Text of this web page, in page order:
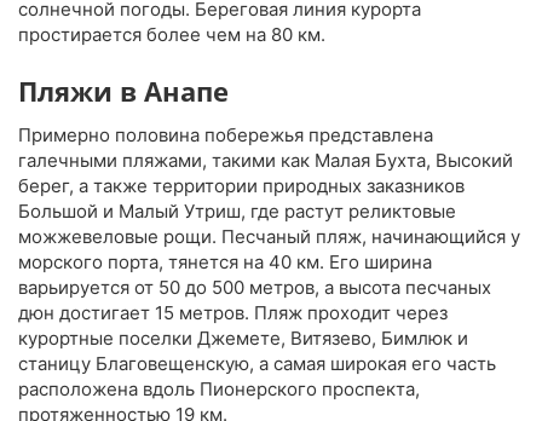
солнечной погоды. Береговая линия курорта
простирается более чем на 80 км.
Пляжи в Анапе
Примерно половина побережья представлена
галечными пляжами, такими как Малая Бухта, Высокий
берег, а также территории природных заказников
Большой и Малый Утриш, где растут реликтовые
можжевеловые рощи. Песчаный пляж, начинающийся у
морского порта, тянется на 40 км. Его ширина
варьируется от 50 до 500 метров, а высота песчаных
дюн достигает 15 метров. Пляж проходит через
курортные поселки Джемете, Витязево, Бимлюк и
станицу Благовещенскую, а самая широкая его часть
расположена вдоль Пионерского проспекта,
протяженностью 19 км.